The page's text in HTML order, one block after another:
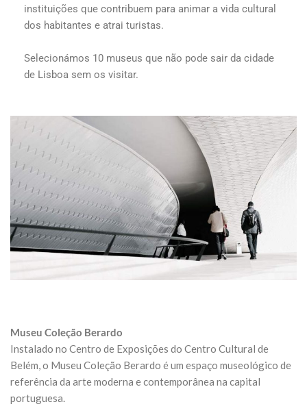
instituições que contribuem para animar a vida cultural
dos habitantes e atrai turistas.
Selecionámos 10 museus que não pode sair da cidade
de Lisboa sem os visitar.
Museu Coleção Berardo
Instalado no Centro de Exposições do Centro Cultural de
Belém, o Museu Coleção Berardo é um espaço museológico de
referência da arte moderna e contemporânea na capital
portuguesa.